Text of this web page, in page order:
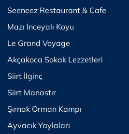
Seeneez Restaurant & Cafe
Mazı İnceyalı Koyu
Le Grand Voyage
Akçakoca Sokak Lezzetleri
Siirt İlginç
Siirt Manastır
Şırnak Orman Kampı
Ayvacık Yaylaları